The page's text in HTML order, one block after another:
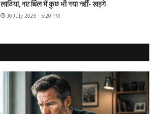
लाठियां, नए बिल में कुछ भी नया नहीं- खड़गे
30 July 2026 - 5:20 PM